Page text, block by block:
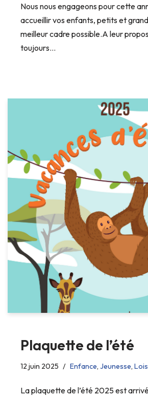
Nous nous engageons pour cette
accueillir vos enfants, petits et
meilleur cadre possible.A leur
toujours…
Plaquette de l’été
12 juin 2025 Enfance, Jeunesse,
La plaquette de l’été 2025 est